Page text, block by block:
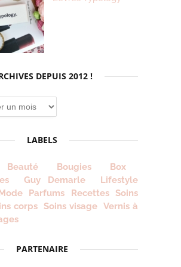
DEPUIS 2012 !
LABELS
Beauté Bougies
Box
Guy Demarle
Lifestyle
Parfums Recettes Soins
corps Soins visage Vernis à
PARTENAIRE